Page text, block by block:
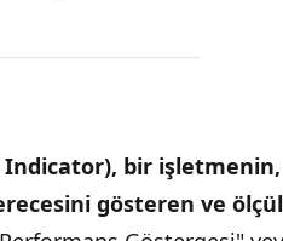
Indicator), bir
gösteren ve